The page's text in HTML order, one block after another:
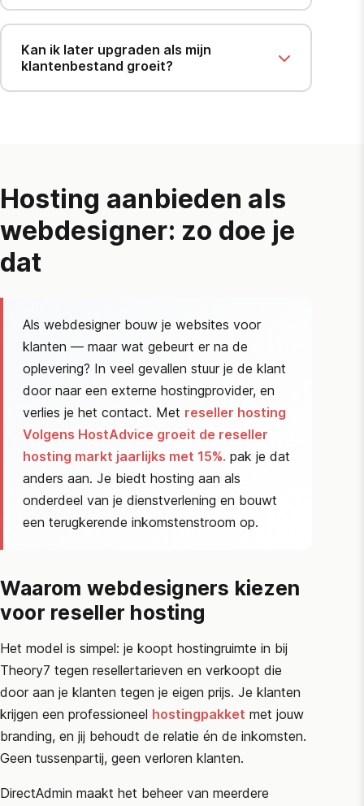
Kan ik later upgraden als mijn
klantenbestand groeit?
Hosting aanbieden als
webdesigner: zo doe je
dat
Als webdesigner bouw je websites voor
klanten — maar wat gebeurt er na de
oplevering? In veel gevallen stuur je de klant
door naar een externe hostingprovider, en
verlies je het contact. Met reseller hosting
Volgens HostAdvice groeit de reseller
hosting markt jaarlijks met 15%. pak je dat
anders aan. Je biedt hosting aan als
onderdeel van je dienstverlening en bouwt
een terugkerende inkomstenstroom op.
Waarom webdesigners kiezen
voor reseller hosting
Het model is simpel: je koopt hostingruimte in bij
Theory7 tegen resellertarieven en verkoopt die
door aan je klanten tegen je eigen prijs. Je klanten
krijgen een professioneel hostingpakket met jouw
branding, en jij behoudt de relatie én de inkomsten.
Geen tussenpartij, geen verloren klanten.
DirectAdmin maakt het beheer van meerdere